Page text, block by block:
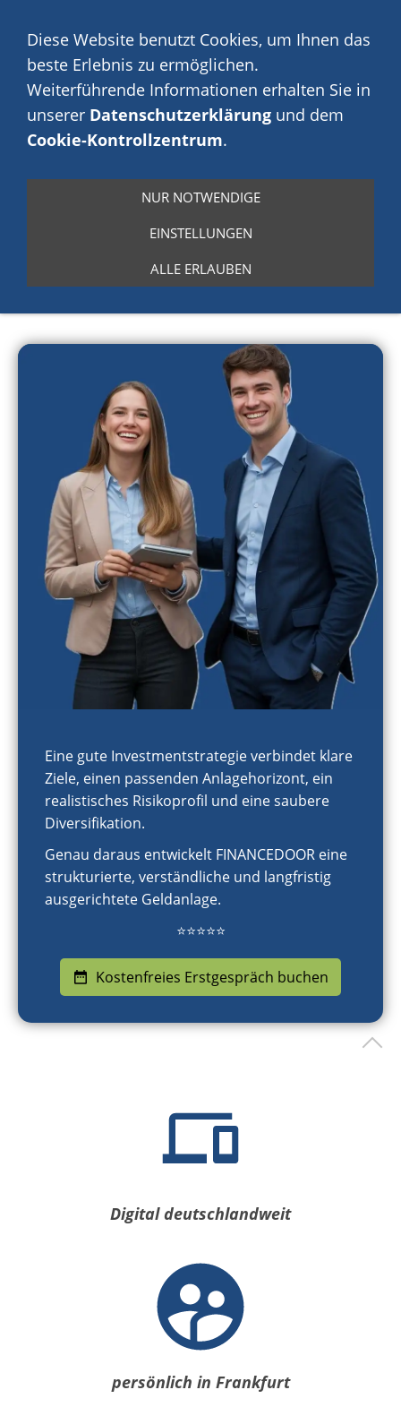
arbeiten.
⭐ 5,0 | aus über 900 Kundenbewertungen
Navigation einblenden
Investmentstrategie: So entwickelt
FINANCEDOOR eine wissenschaftlich
fundierte Anlagestrategie
Eine gute Investmentstrategie verbindet klare
Ziele, einen passenden Anlagehorizont, ein
realistisches Risikoprofil und eine saubere
Diversifikation.
Genau daraus entwickelt FINANCEDOOR eine
strukturierte, verständliche und langfristig
ausgerichtete Geldanlage.
⭐⭐⭐⭐⭐
Kostenfreies Erstgespräch buchen
Digital deutschlandweit
persönlich in Frankfurt
Diese Website benutzt Cookies, um Ihnen das
beste Erlebnis zu ermöglichen.
Weiterführende Informationen erhalten Sie in
unserer Datenschutzerklärung und dem
Cookie-Kontrollzentrum.
NUR NOTWENDIGE
EINSTELLUNGEN
ALLE ERLAUBEN